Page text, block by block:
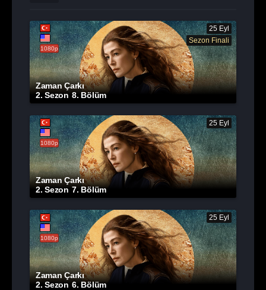
1080p
Sezon Finali
25 Eyl
Zaman Çarkı
2. Sezon 8. Bölüm
1080p
25 Eyl
Zaman Çarkı
2. Sezon 7. Bölüm
1080p
25 Eyl
Zaman Çarkı
2. Sezon 6. Bölüm